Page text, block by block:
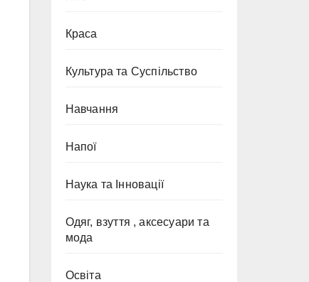
Краса
Культура та Суспільство
Навчання
Напої
Наука та Інновації
Одяг, взуття , аксесуари та
мода
Освіта